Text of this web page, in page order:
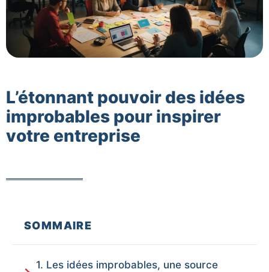
L’étonnant pouvoir des idées
improbables pour inspirer
votre entreprise
SOMMAIRE
1. Les idées improbables, une source